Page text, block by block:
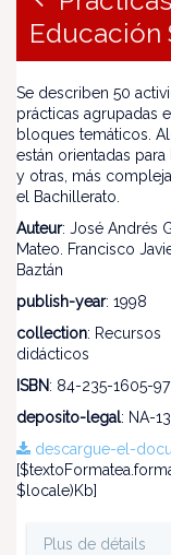
Educación
Se describen 50
prácticas agrupadas
bloques temáticos.
están orientadas para
y otras, más
el Bachillerato.
Auteur: José Andrés
Mateo. Francisco
Baztán
publish-year: 1998
collection: Recursos
didácticos
ISBN: 84-235-1605-97
deposito-legal: NA-
descargue-el-
$locale)Kb]
Plus de détails